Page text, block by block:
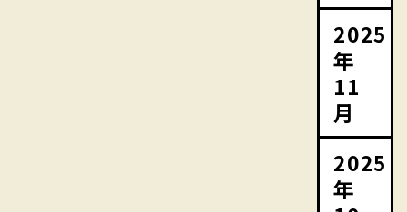
2025
年
11
月
2025
年